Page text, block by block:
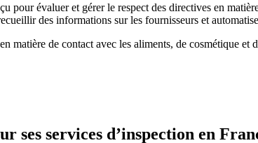
pour évaluer et gérer le respect des directives en
des informations sur les fournisseurs et
matière de contact avec les aliments, de cosmétique
ses services d’inspection en